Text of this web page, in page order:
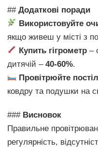
## Додаткові поради
Використовуйте
якщо живеш у місті з
Купить гігрометр –
дитячій – 40-60%.
Провітрюйте
ковдру та подушки на
### Висновок
Правильне
регулярність,